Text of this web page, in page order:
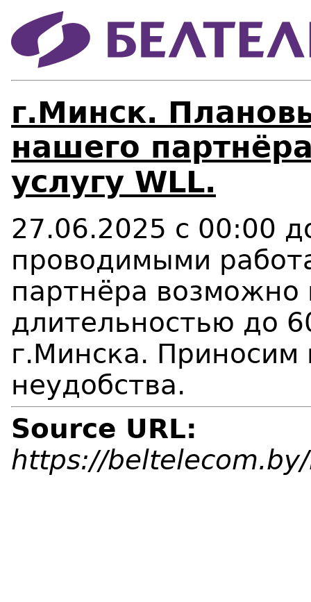
г.Минск.
нашего
услугу WLL.
27.06.2025 с 00:00
проводимыми
партнёра возможно
длительностью до
г.Минска. Приносим
неудобства.
Source URL:
https://